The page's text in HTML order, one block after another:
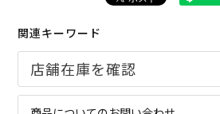
関連キーワード